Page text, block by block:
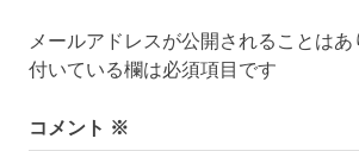
タ
ー
シ
ョ
メールアドレスが公開されることはあ
付いている欄は必須項目です
コメント ※